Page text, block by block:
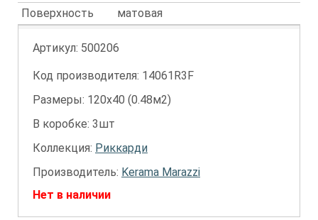
Поверхность
матовая
Артикул: 500206
Код производителя: 14061R3F
Размеры: 120х40 (0.48м2)
В коробке: 3шт
Коллекция: Риккарди
Производитель: Kerama Marazzi
Нет в наличии